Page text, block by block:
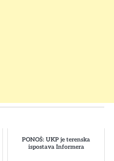
PONOŠ: UKP je terenska
ispostava Informera